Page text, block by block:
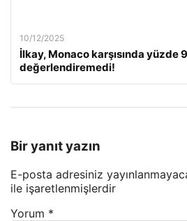
10/12/2025
İlkay, Monaco karşısında yüzde
değerlendiremedi!
Bir yanıt yazın
E-posta adresiniz
ile işaretlenmişlerdir
Yorum *